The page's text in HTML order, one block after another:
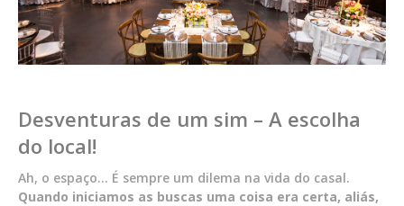
Desventuras de um sim – A escolha
do local!
Ah, o espaço… É sempre um dilema na vida do casal.
Quando iniciamos as buscas uma coisa era certa, aliás,